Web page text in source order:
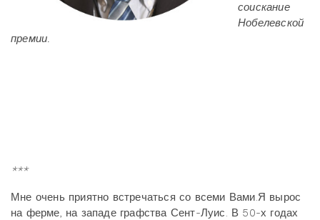
соискание
Нобелевской
премии.
***
Мне очень приятно встречаться со всеми Вами.Я вырос
на ферме, на западе графства Сент-Луис. В 50-х годах